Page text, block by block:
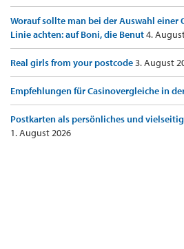
Worauf sollte man bei der Auswahl
Linie achten: auf Boni, die Benut4.
Real girls from your postcode3. August
Empfehlungen für Casinovergleiche in
Postkarten als persönliches und
1. August 2026